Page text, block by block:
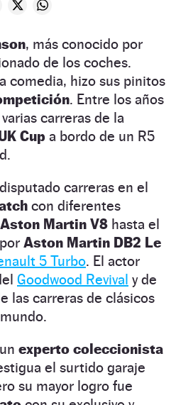
, más conocido por
de los coches.
comedia, hizo sus pinitos
. Entre los años
carreras de la
Cup a bordo de un R5
carreras en el
con diferentes
Aston Martin V8 hasta el
Aston Martin DB2 Le
5 Turbo. El actor
Goodwood Revival y de
las carreras de clásicos
experto coleccionista
el surtido garaje
su mayor logro fue